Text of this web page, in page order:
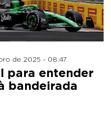
de 2025 - 08:47
para entender
bandeirada